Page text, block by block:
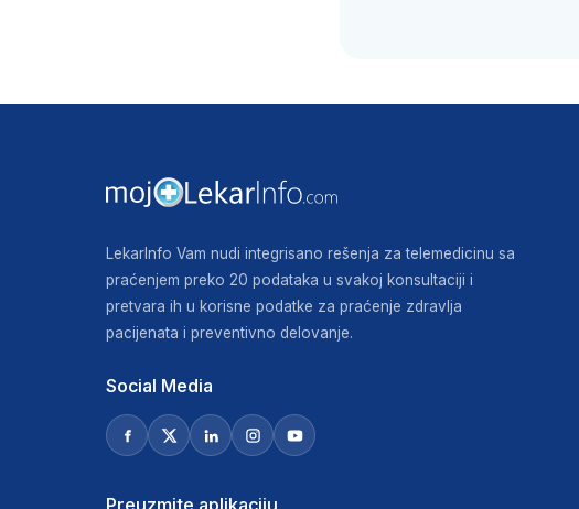
LekarInfo Vam nudi integrisano rešenja za telemedicinu sa
praćenjem preko 20 podataka u svakoj konsultaciji i
pretvara ih u korisne podatke za praćenje zdravlja
pacijenata i preventivno delovanje.
Social Media
Preuzmite aplikaciju